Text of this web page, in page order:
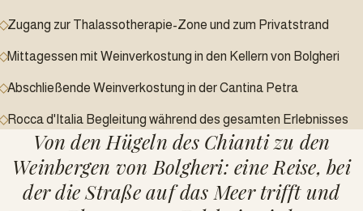
Zugang zur Thalassotherapie-Zone und zum Privatstrand
Mittagessen mit Weinverkostung in den Kellern von Bolgheri
Abschließende Weinverkostung in der Cantina Petra
Rocca d'Italia Begleitung während des gesamten Erlebnisses
Von den Hügeln des Chianti zu den
Weinbergen von Bolgheri: eine Reise, bei
der die Straße auf das Meer trifft und